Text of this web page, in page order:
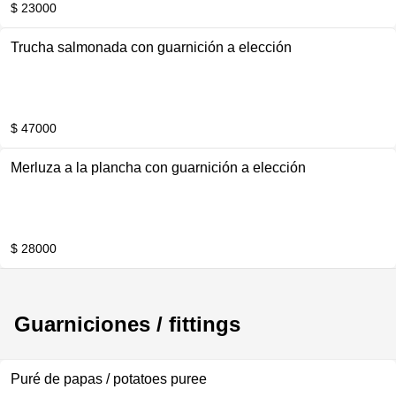
$ 23000
Trucha salmonada con guarnición a elección
$ 47000
Merluza a la plancha con guarnición a elección
$ 28000
Guarniciones / fittings
Puré de papas / potatoes puree